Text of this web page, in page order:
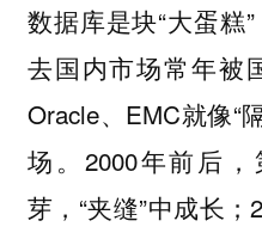
数据库是块“大蛋糕
去国内市场常年被
Oracle、EMC就像“
场。2000年前后
芽，“夹缝”中成长